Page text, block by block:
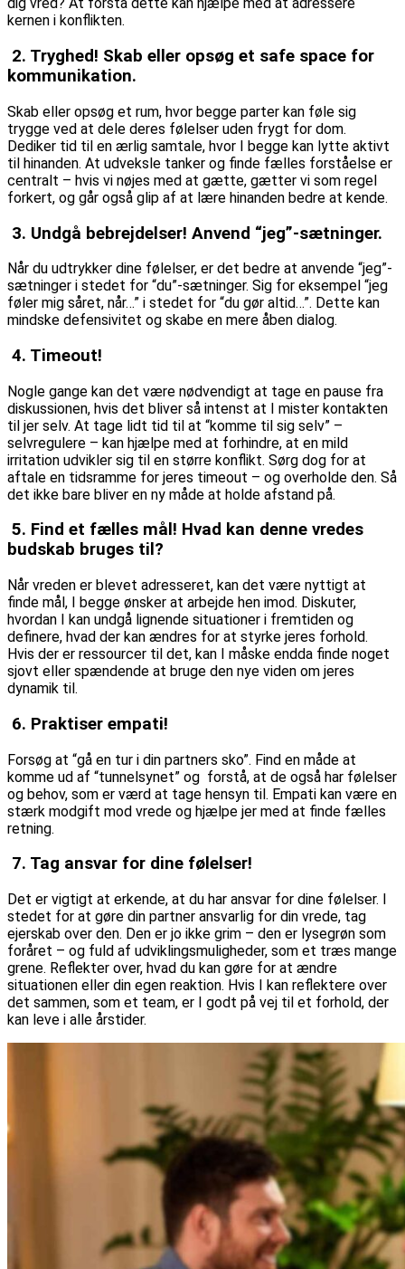
dig vred? At forstå dette kan hjælpe med at adressere
kernen i konflikten.
2. Tryghed! Skab eller opsøg et safe space for
kommunikation.
Skab eller opsøg et rum, hvor begge parter kan føle sig
trygge ved at dele deres følelser uden frygt for dom.
Dediker tid til en ærlig samtale, hvor I begge kan lytte aktivt
til hinanden. At udveksle tanker og finde fælles forståelse er
centralt – hvis vi nøjes med at gætte, gætter vi som regel
forkert, og går også glip af at lære hinanden bedre at kende.
3. Undgå bebrejdelser! Anvend “jeg”-sætninger.
Når du udtrykker dine følelser, er det bedre at anvende “jeg”-
sætninger i stedet for “du”-sætninger. Sig for eksempel “jeg
føler mig såret, når…” i stedet for “du gør altid…”. Dette kan
mindske defensivitet og skabe en mere åben dialog.
4. Timeout!
Nogle gange kan det være nødvendigt at tage en pause fra
diskussionen, hvis det bliver så intenst at I mister kontakten
til jer selv. At tage lidt tid til at “komme til sig selv” –
selvregulere – kan hjælpe med at forhindre, at en mild
irritation udvikler sig til en større konflikt. Sørg dog for at
aftale en tidsramme for jeres timeout – og overholde den. Så
det ikke bare bliver en ny måde at holde afstand på.
5. Find et fælles mål! Hvad kan denne vredes
budskab bruges til?
Når vreden er blevet adresseret, kan det være nyttigt at
finde mål, I begge ønsker at arbejde hen imod. Diskuter,
hvordan I kan undgå lignende situationer i fremtiden og
definere, hvad der kan ændres for at styrke jeres forhold.
Hvis der er ressourcer til det, kan I måske endda finde noget
sjovt eller spændende at bruge den nye viden om jeres
dynamik til.
6. Praktiser empati!
Forsøg at “gå en tur i din partners sko”. Find en måde at
komme ud af “tunnelsynet” og forstå, at de også har følelser
og behov, som er værd at tage hensyn til. Empati kan være en
stærk modgift mod vrede og hjælpe jer med at finde fælles
retning.
7. Tag ansvar for dine følelser!
Det er vigtigt at erkende, at du har ansvar for dine følelser. I
stedet for at gøre din partner ansvarlig for din vrede, tag
ejerskab over den. Den er jo ikke grim – den er lysegrøn som
foråret – og fuld af udviklingsmuligheder, som et træs mange
grene. Reflekter over, hvad du kan gøre for at ændre
situationen eller din egen reaktion. Hvis I kan reflektere over
det sammen, som et team, er I godt på vej til et forhold, der
kan leve i alle årstider.